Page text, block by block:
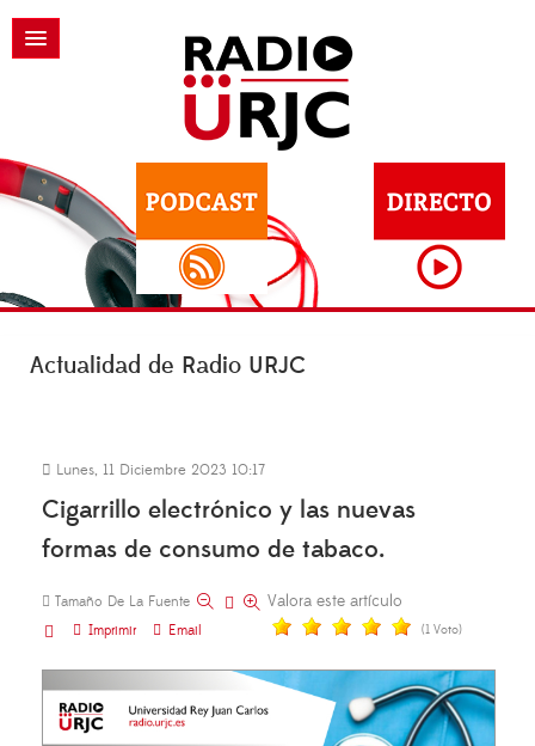
Actualidad de Radio URJC
Lunes, 11 Diciembre 2023 10:17
Cigarrillo electrónico y las nuevas
formas de consumo de tabaco.
Tamaño De La Fuente
Imprimir
Email
Valora este artículo
(1 Voto)